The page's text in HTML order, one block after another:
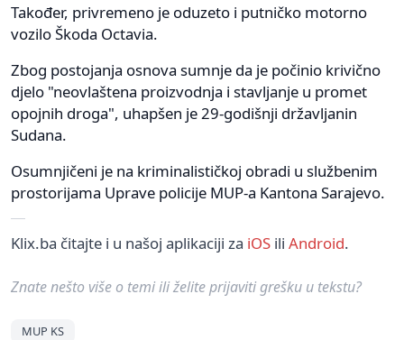
Također, privremeno je oduzeto i putničko motorno
vozilo Škoda Octavia.
Zbog postojanja osnova sumnje da je počinio krivično
djelo "neovlaštena proizvodnja i stavljanje u promet
opojnih droga", uhapšen je 29-godišnji državljanin
Sudana.
Osumnjičeni je na kriminalističkoj obradi u službenim
prostorijama Uprave policije MUP-a Kantona Sarajevo.
Klix.ba čitajte i u našoj aplikaciji za iOS ili Android.
Znate nešto više o temi ili želite prijaviti grešku u tekstu?
MUP KS